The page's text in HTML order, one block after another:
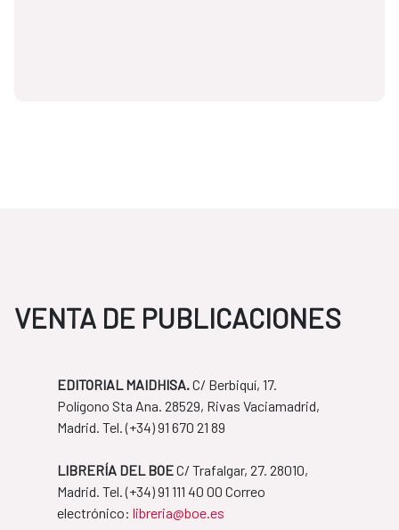
VENTA DE PUBLICACIONES
EDITORIAL MAIDHISA.C/ Berbiquí, 17.
Polígono Sta Ana. 28529, Rivas Vaciamadrid,
Madrid. Tel. ​(+34) 91 670 21 89
LIBRERÍA DEL BOEC/ Trafalgar, 27. 28010,
Madrid. Tel. ​(+34) 91 111 40 00 Correo
​​​​​​​electrónico: libreria@boe.es